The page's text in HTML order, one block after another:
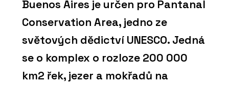
Buenos Aires je určen pro Pantanal
Conservation Area, jedno ze
světových dědictví UNESCO. Jedná
se o komplex o rozloze 200 000
km2 řek, jezer a mokřadů na